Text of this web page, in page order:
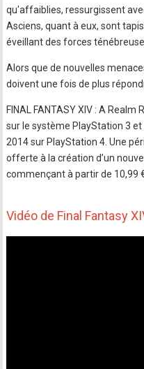
qu'affaiblies, ressurgissent
Asciens, quant à eux, sont
éveillant des forces
Alors que de nouvelles
doivent une fois de plus
FINAL FANTASY XIV : A
sur le système PlayStation 3 et
2014 sur PlayStation 4. Une
offerte à la création d’un
commençant à partir de 10,99
Vidéo de Final Fantasy